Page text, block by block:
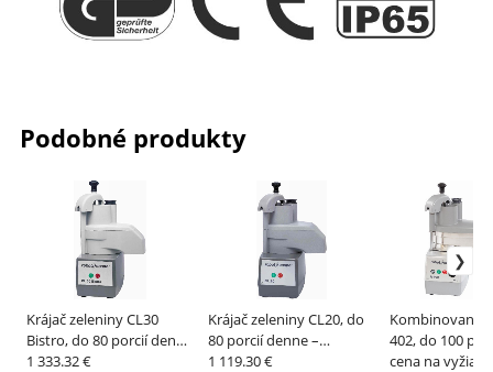
Podobné produkty
Krájač zeleniny CL30
Bistro, do 80 porcií denne
– ROBOTCOUPE
1 333.32 €
Krájač zeleniny CL20, do
80 porcií denne –
ROBOTCOUPE
1 119.30 €
Kombinovaný
402, do 100
– ROBOTCOUPE
cena na